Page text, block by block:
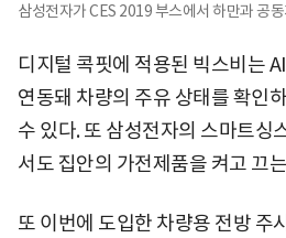
삼성전자가 CES 2019 부스에서 하만과 공
디지털 콕핏에 적용된 빅스비는
연동돼 차량의 주유 상태를 확인
수 있다. 또 삼성전자의 스마트싱
서도 집안의 가전제품을 켜고 끄
또 이번에 도입한 차량용 전방 주